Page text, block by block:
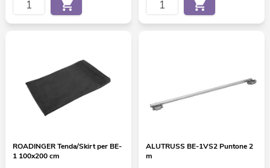
ROADINGER Tenda/Skirt per BE-
1 100x200 cm
ALUTRUSS BE-1VS2 Puntone 2
m